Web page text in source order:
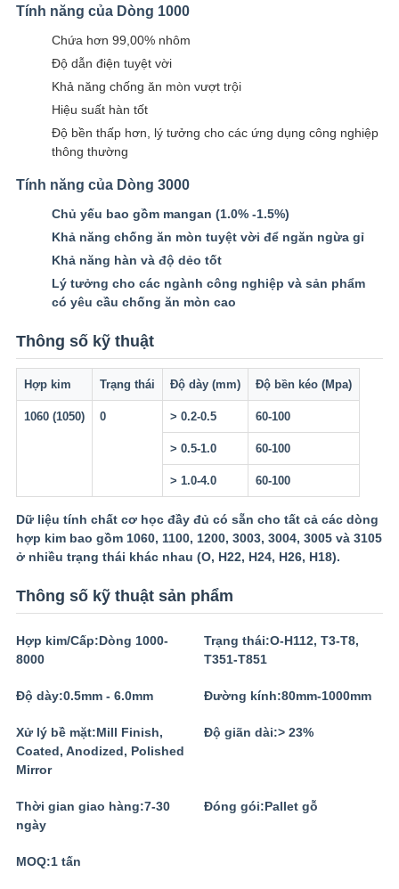
Tính năng của Dòng 1000
Chứa hơn 99,00% nhôm
Độ dẫn điện tuyệt vời
Khả năng chống ăn mòn vượt trội
Hiệu suất hàn tốt
Độ bền thấp hơn, lý tưởng cho các ứng dụng công nghiệp
thông thường
Tính năng của Dòng 3000
Chủ yếu bao gồm mangan (1.0% -1.5%)
Khả năng chống ăn mòn tuyệt vời để ngăn ngừa gỉ
Khả năng hàn và độ dẻo tốt
Lý tưởng cho các ngành công nghiệp và sản phẩm
có yêu cầu chống ăn mòn cao
Thông số kỹ thuật
Hợp kim Trạng thái Độ dày (mm) Độ bền kéo (Mpa)
1060 (1050) 0 > 0.2-0.5 60-100
> 0.5-1.0 60-100
> 1.0-4.0 60-100
Dữ liệu tính chất cơ học đầy đủ có sẵn cho tất cả các dòng
hợp kim bao gồm 1060, 1100, 1200, 3003, 3004, 3005 và 3105
ở nhiều trạng thái khác nhau (O, H22, H24, H26, H18).
Thông số kỹ thuật sản phẩm
Hợp kim/Cấp:Dòng 1000-
8000
Trạng thái:O-H112, T3-T8,
T351-T851
Độ dày:0.5mm - 6.0mm Đường kính:80mm-1000mm
Xử lý bề mặt:Mill Finish,
Coated, Anodized, Polished
Mirror
Độ giãn dài:> 23%
Thời gian giao hàng:7-30
ngày
Đóng gói:Pallet gỗ
MOQ:1 tấn